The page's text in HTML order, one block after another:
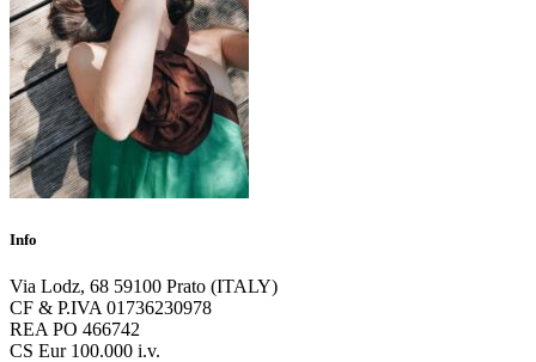
Info
Via Lodz, 68 59100 Prato (ITALY)
CF & P.IVA 01736230978
REA PO 466742
CS Eur 100.000 i.v.